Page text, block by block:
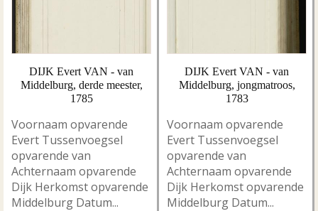
DIJK Evert VAN - van
Middelburg, derde meester,
1785
Voornaam opvarende
Evert Tussenvoegsel
opvarende van
Achternaam opvarende
Dijk Herkomst opvarende
Middelburg Datum...
DIJK Evert VAN - van
Middelburg, jongmatroos,
1783
Voornaam opvarende
Evert Tussenvoegsel
opvarende van
Achternaam opvarende
Dijk Herkomst opvarende
Middelburg Datum...